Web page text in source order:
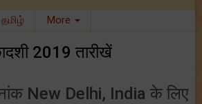
தமிழ் More
2019 तारीखें
New Delhi, India के लिए